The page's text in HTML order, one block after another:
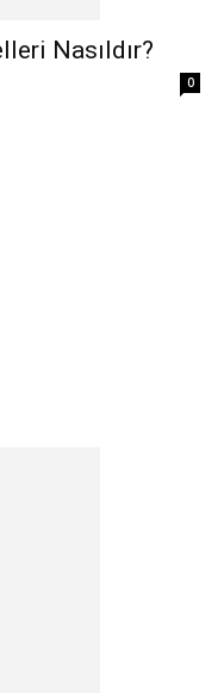
Nasıldır?
0